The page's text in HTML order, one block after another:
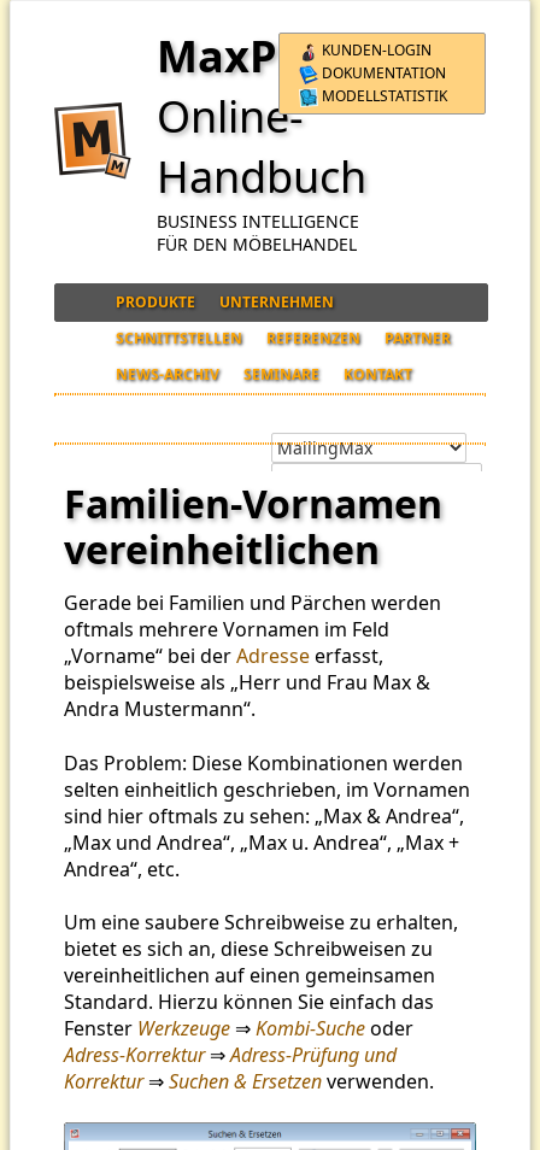
KUNDEN-LOGIN
DOKUMENTATION
MODELLSTATISTIK
MaxPro
Online-
Handbuch
BUSINESS INTELLIGENCE
FÜR DEN MÖBELHANDEL
PRODUKTE
UNTERNEHMEN
SCHNITTSTELLEN
REFERENZEN
PARTNER
NEWS-ARCHIV
SEMINARE KONTAKT
Familien-Vornamen
vereinheitlichen
Gerade bei Familien und Pärchen werden
oftmals mehrere Vornamen im Feld
„Vorname“ bei derAdresseerfasst,
beispielsweise als „Herr und Frau Max &
Andra Mustermann“.
Das Problem: Diese Kombinationen werden
selten einheitlich geschrieben, im Vornamen
sind hier oftmals zu sehen: „Max & Andrea“,
„Max und Andrea“, „Max u. Andrea“, „Max +
Andrea“, etc.
Um eine saubere Schreibweise zu erhalten,
bietet es sich an, diese Schreibweisen zu
vereinheitlichen auf einen gemeinsamen
Standard. Hierzu können Sie einfach das
Fenster Werkzeuge ⇒Kombi-Sucheoder
Adress-Korrektur⇒Adress-Prüfung und
Korrektur⇒Suchen & Ersetzenverwenden.